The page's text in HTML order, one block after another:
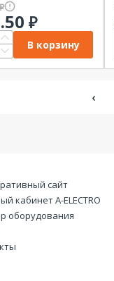
₽
₽
В корзину
‹
сайт
кабинет А-ELECTRO
оборудования